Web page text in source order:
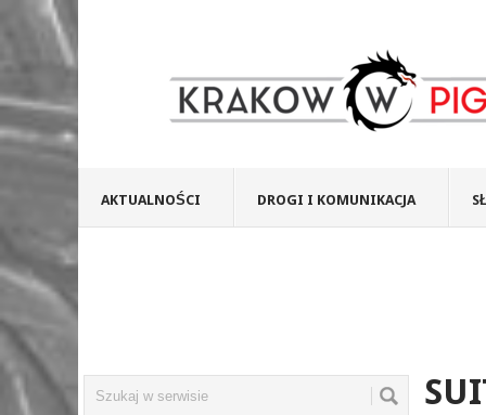
AKTUALNOŚCI DROGI I KOMUNIKACJA